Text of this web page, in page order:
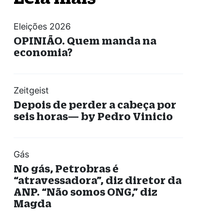
Eleições 2026
OPINIÃO. Quem manda na
economia?
Zeitgeist
Depois de perder a cabeça por
seis horas— by Pedro Vinicio
Gás
No gás, Petrobras é
“atravessadora”, diz diretor da
ANP. “Não somos ONG,” diz
Magda